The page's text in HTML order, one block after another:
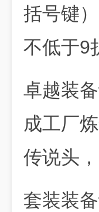
括号键
不低于9
卓越装
成工厂
传说头
套装装